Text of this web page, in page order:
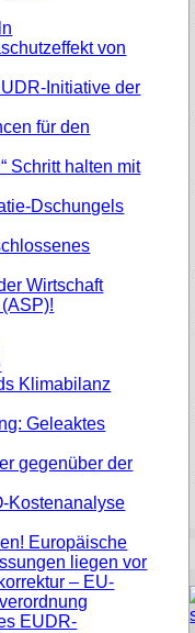
von
Initiative der
für den
Schritt halten mit
Dschungels
Wirtschaft
Klimabilanz
Geleaktes
gegenüber der
Kostenanalyse
Europäische
liegen vor
– EU-
EUDR-